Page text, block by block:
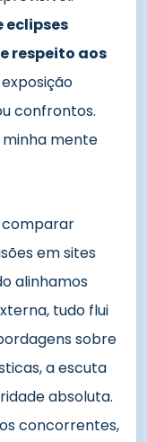
eclipses
respeito aos
confrontos.
mente
comparar
em sites
alinhamos
tudo flui
sobre
a escuta
absoluta.
concorrentes,